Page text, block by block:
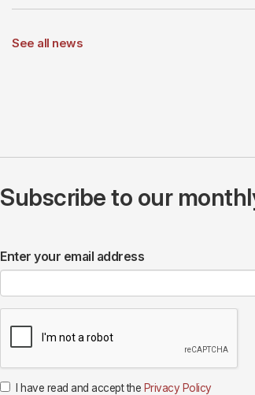
See all news
Subscribe to our
Enter your email address
I have read and accept the Privacy Policy